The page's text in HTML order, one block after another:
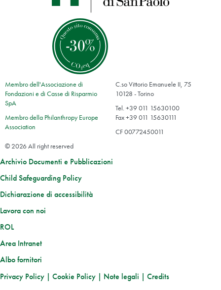
Membro dell'Associazione di
Fondazioni e di Casse di Risparmio
SpA
Membro della Philanthropy Europe
Association
C.so Vittorio Emanuele II, 75
10128 - Torino
Tel. +39 011 15630100
Fax +39 011 15630111
CF 00772450011
© 2026 All right reserved
Archivio Documenti e Pubblicazioni
Child Safeguarding Policy
Dichiarazione di accessibilità
Lavora con noi
ROL
Area Intranet
Albo fornitori
Privacy Policy | Cookie Policy | Note legali | Credits